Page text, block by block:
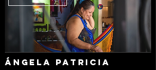
​ÁNGELA PATRICIA